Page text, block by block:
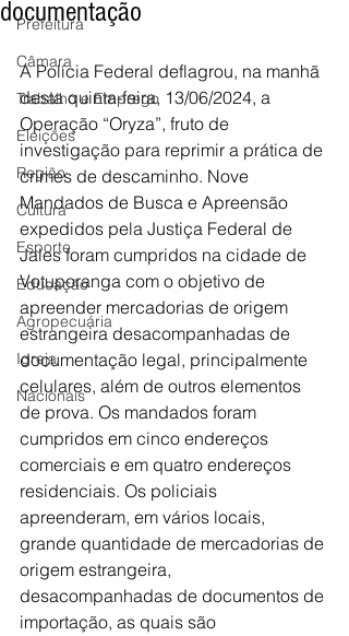
Prefeitura
Câmara
Trabalho e Emprego
Eleições
Região
Cultura
Esporte
Educação
Agropecuária
Igreja
Nacionais
documentação
A Polícia Federal deflagrou, na manhã
desta quinta-feira, 13/06/2024, a
Operação “Oryza”, fruto de
investigação para reprimir a prática de
crimes de descaminho. Nove
Mandados de Busca e Apreensão
expedidos pela Justiça Federal de
Jales foram cumpridos na cidade de
Votuporanga com o objetivo de
apreender mercadorias de origem
estrangeira desacompanhadas de
documentação legal, principalmente
celulares, além de outros elementos
de prova. Os mandados foram
cumpridos em cinco endereços
comerciais e em quatro endereços
residenciais. Os policiais
apreenderam, em vários locais,
grande quantidade de mercadorias de
origem estrangeira,
desacompanhadas de documentos de
importação, as quais são